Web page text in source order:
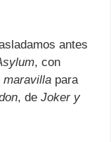
antes
, con
maravilla para
, de Joker y